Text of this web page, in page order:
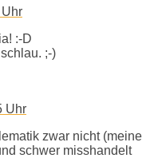
:-D
;-)
Uhr
zwar nicht (meine
schwer misshandelt